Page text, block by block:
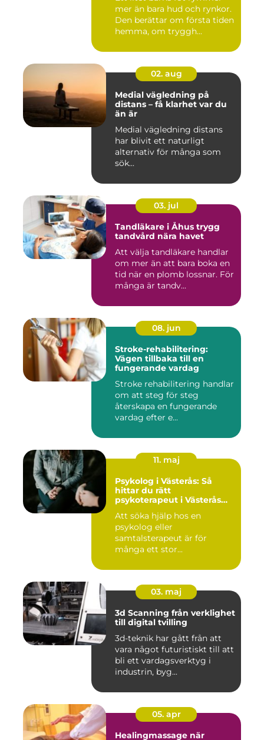
mer än bara hud och rynkor.
Den berättar om första tiden
hemma, om tryggh...
02. aug
Medial vägledning på
distans – få klarhet var du
än är
Medial vägledning distans
har blivit ett naturligt
alternativ för många som
sök...
03. jul
Tandläkare i Åhus trygg
tandvård nära havet
Att välja tandläkare handlar
om mer än att bara boka en
tid när en plomb lossnar. För
många är tandv...
08. jun
Stroke-rehabilitering:
Vägen tillbaka till en
fungerande vardag
Stroke rehabilitering handlar
om att steg för steg
återskapa en fungerande
vardag efter e...
11. maj
Psykolog i Västerås: Så
hittar du rätt
psykoterapeut i Västerås
Att söka hjälp hos en
psykolog eller
samtalsterapeut är för
många ett stor...
03. maj
3d Scanning från verklighet
till digital tvilling
3d-teknik har gått från att
vara något futuristiskt till att
bli ett vardagsverktyg i
industrin, byg...
05. apr
Healingmassage när